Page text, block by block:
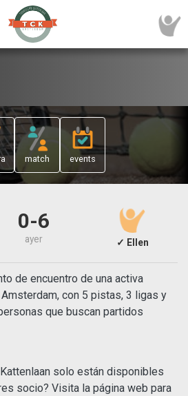
match events
0-6
ayer ✓ Ellen
de encuentro de una activa
con 5 pistas, 3 ligas y
que buscan partidos
solo están disponibles
socio? Visita la página web para